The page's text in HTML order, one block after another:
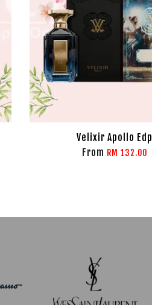
Velixir Apollo Edp
From RM 132.00